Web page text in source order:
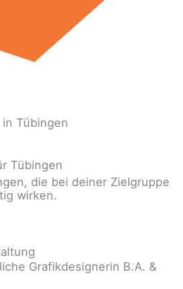
Tübingen
die bei deiner Zielgruppe
wirken.
Grafikdesignerin B.A. &